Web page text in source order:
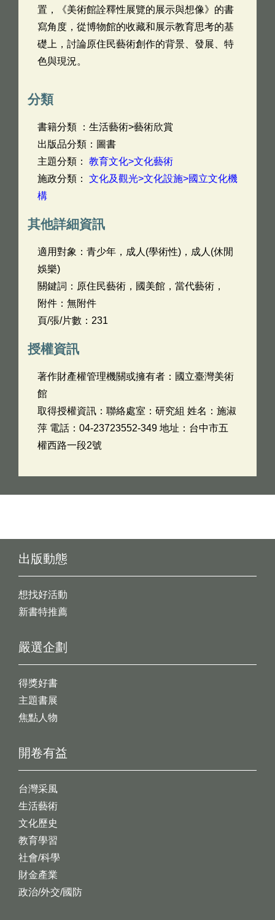
置，《美術館詮釋性展覽的展示與想像》的書
寫角度，從博物館的收藏和展示教育思考的基
礎上，討論原住民藝術創作的背景、發展、特
色與現況。
分類
書籍分類 ：生活藝術>藝術欣賞
出版品分類：圖書
主題分類： 教育文化>文化藝術
施政分類： 文化及觀光>文化設施>國立文化機
構
其他詳細資訊
適用對象：青少年，成人(學術性)，成人(休閒
娛樂)
關鍵詞：原住民藝術，國美館，當代藝術，
附件：無附件
頁/張/片數：231
授權資訊
著作財產權管理機關或擁有者：國立臺灣美術
館
取得授權資訊：聯絡處室：研究組 姓名：施淑
萍 電話：04-23723552-349 地址：台中市五
權西路一段2號
出版動態
想找好活動
新書特推薦
開卷有益
台灣采風
生活藝術
文化歷史
教育學習
社會/科學
財金產業
政治/外交/國防
嚴選企劃
得獎好書
主題書展
焦點人物